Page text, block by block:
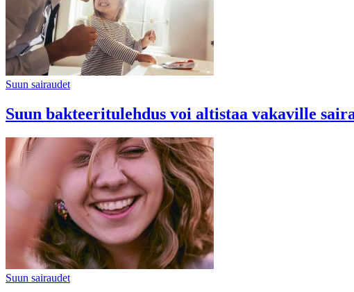
Suun sairaudet
Suun bakteeritulehdus voi altistaa vakaville
Suun sairaudet